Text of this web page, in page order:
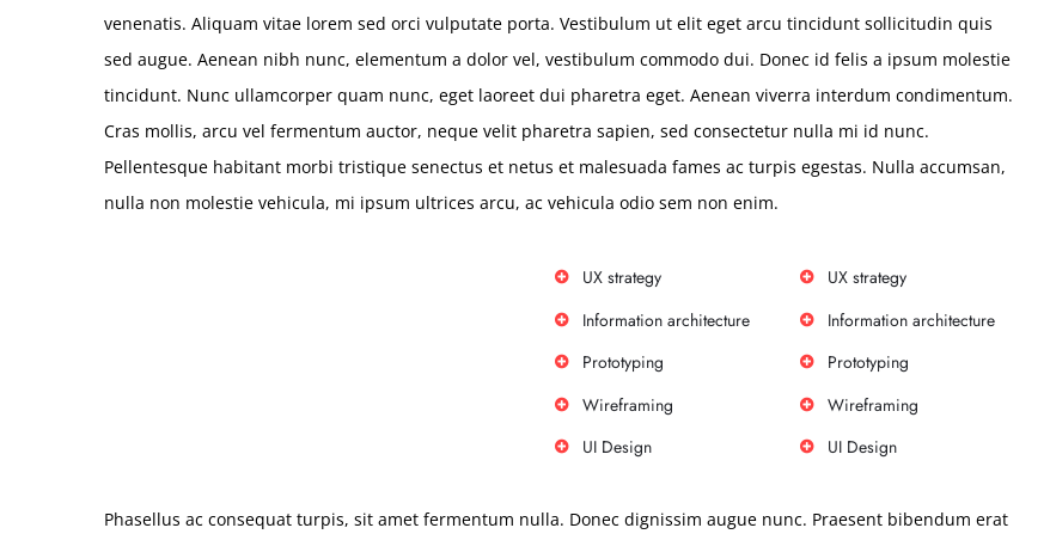
venenatis. Aliquam vitae lorem sed orci vulputate porta. Vestibulum ut elit eget arcu tincidunt sollicitudin quis
sed augue. Aenean nibh nunc, elementum a dolor vel, vestibulum commodo dui. Donec id felis a ipsum molestie
tincidunt. Nunc ullamcorper quam nunc, eget laoreet dui pharetra eget. Aenean viverra interdum condimentum.
Cras mollis, arcu vel fermentum auctor, neque velit pharetra sapien, sed consectetur nulla mi id nunc.
Pellentesque habitant morbi tristique senectus et netus et malesuada fames ac turpis egestas. Nulla accumsan,
nulla non molestie vehicula, mi ipsum ultrices arcu, ac vehicula odio sem non enim.
UX strategy
Information architecture
Prototyping
Wireframing
UI Design
UX strategy
Information architecture
Prototyping
Wireframing
UI Design
Phasellus ac consequat turpis, sit amet fermentum nulla. Donec dignissim augue nunc. Praesent bibendum erat